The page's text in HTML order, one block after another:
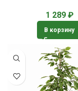
1 289 ₽
В корзину